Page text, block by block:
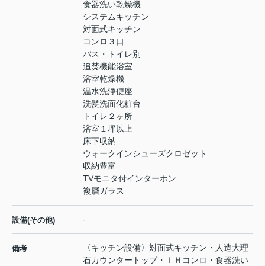
食器洗い乾燥機
システムキッチン
対面式キッチン
コンロ３口
バス・トイレ別
追焚機能浴室
浴室乾燥機
温水洗浄便座
洗髪洗面化粧台
トイレ２ヶ所
浴室１坪以上
床下収納
ウォークインシューズクロゼット
収納豊富
TVモニタ付インターホン
複層ガラス
設備(その他) -
備考
〈キッチン設備〉対面式キッチン・人造大理
石カウンタートップ・ＩＨコンロ・食器洗い